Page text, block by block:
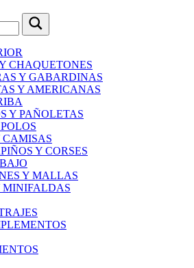
CHAQUETONES
Y GABARDINAS
Y AMERICANAS
Y PAÑOLETAS
CAMISAS
Y CORSES
Y MALLAS
MINIFALDAS